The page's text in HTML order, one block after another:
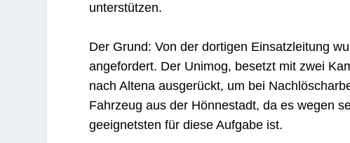
unterstützen.
Der Grund: Von der dortigen Einsatzleitung
angefordert. Der Unimog, besetzt mit zwei
nach Altena ausgerückt, um bei
Fahrzeug aus der Hönnestadt, da es wegen
geeignetsten für diese Aufgabe ist.